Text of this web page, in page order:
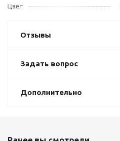
Цвет
Отзывы
Задать вопрос
Дополнительно